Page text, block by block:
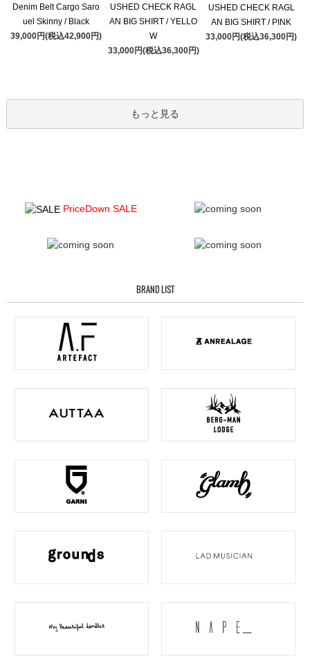
Denim Belt Cargo Saro
uel Skinny / Black
39,000円(税込42,900円)
USHED CHECK RAGL
AN BIG SHIRT / YELLO
W
33,000円(税込36,300円)
USHED CHECK RAGL
AN BIG SHIRT / PINK
33,000円(税込36,300円)
もっと見る
PriceDown SALE
BRAND LIST